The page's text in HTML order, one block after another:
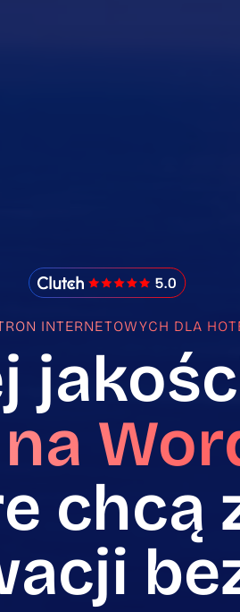
IMADO Reviews
INTERNETOWYCH DLA
chcą